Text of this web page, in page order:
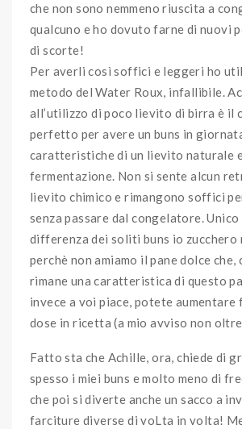
che non sono nemmeno riuscita a
qualcuno e ho dovuto farne di nuovi
di scorte!
Per averli così soffici e leggeri ho
metodo del Water Roux, infallibile.
all’utilizzo di poco lievito di birra è il
perfetto per avere un buns in
caratteristiche di un lievito naturale
fermentazione. Non si sente alcun
lievito chimico e rimangono soffici
senza passare dal congelatore. Unico
differenza dei soliti buns io zucchero
perchè non amiamo il pane dolce che,
rimane una caratteristica di questo
invece a voi piace, potete aumentare
dose in ricetta (a mio avviso non
Fatto sta che Achille, ora, chiede di
spesso i miei buns e molto meno di
che poi si diverte anche un sacco a
farciture diverse di voLta in volta!